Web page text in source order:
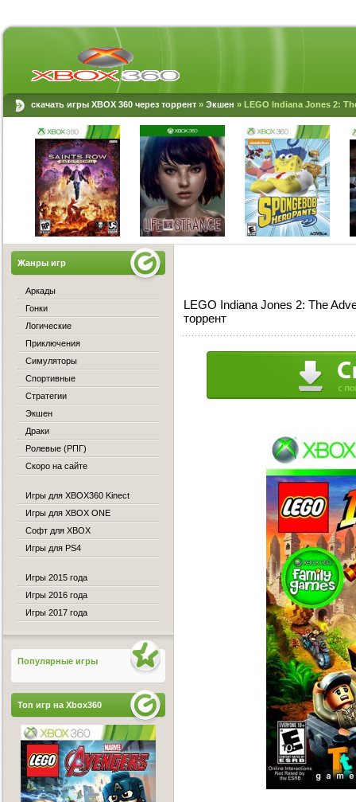
скачать игры XBOX 360 через торрент » Экшен » LEGO Indiana Jones 2:
LEGO Indiana Jones 2: The
торрент
Жанры игр
Аркады
Гонки
Логические
Приключения
Симуляторы
Спортивные
Стратегии
Экшен
Драки
Ролевые (РПГ)
Скоро на сайте
Игры для XBOX360 Kinect
Игры для XBOX ONE
Софт для XBOX
Игры для PS4
Игры 2015 года
Игры 2016 года
Игры 2017 года
Популярные игры
Топ игр на Xbox360